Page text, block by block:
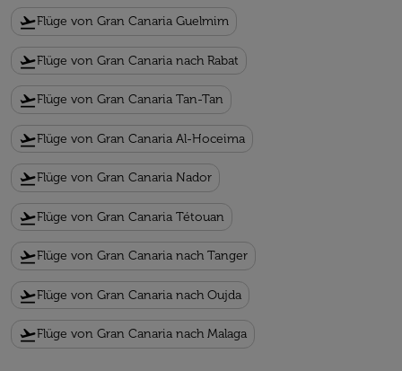
flight_takeoffFlüge von Gran Canaria Guelmim
flight_takeoffFlüge von Gran Canaria nach Rabat
flight_takeoffFlüge von Gran Canaria Tan-Tan
flight_takeoffFlüge von Gran Canaria Al-Hoceima
flight_takeoffFlüge von Gran Canaria Nador
flight_takeoffFlüge von Gran Canaria Tétouan
flight_takeoffFlüge von Gran Canaria nach Tanger
flight_takeoffFlüge von Gran Canaria nach Oujda
flight_takeoffFlüge von Gran Canaria nach Malaga